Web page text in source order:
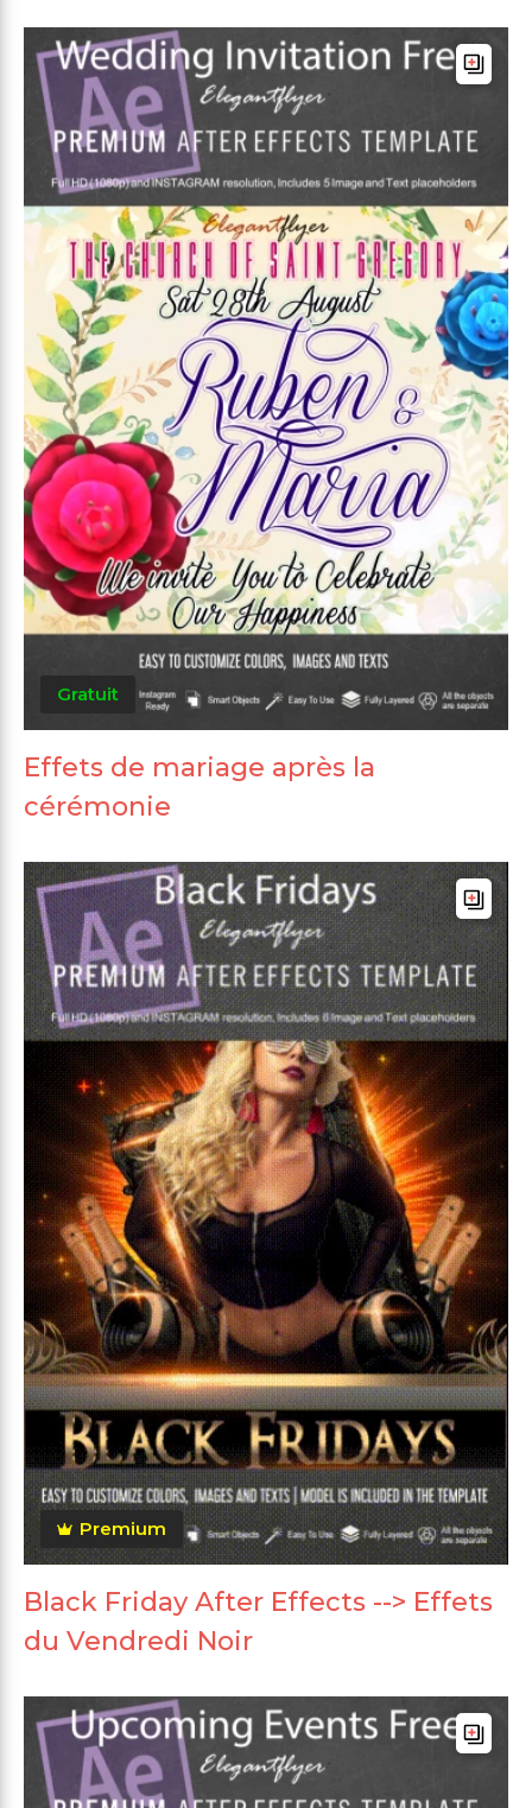
Gratuit
Effets de mariage après la
cérémonie
Premium
Black Friday After Effects --> Effets
du Vendredi Noir